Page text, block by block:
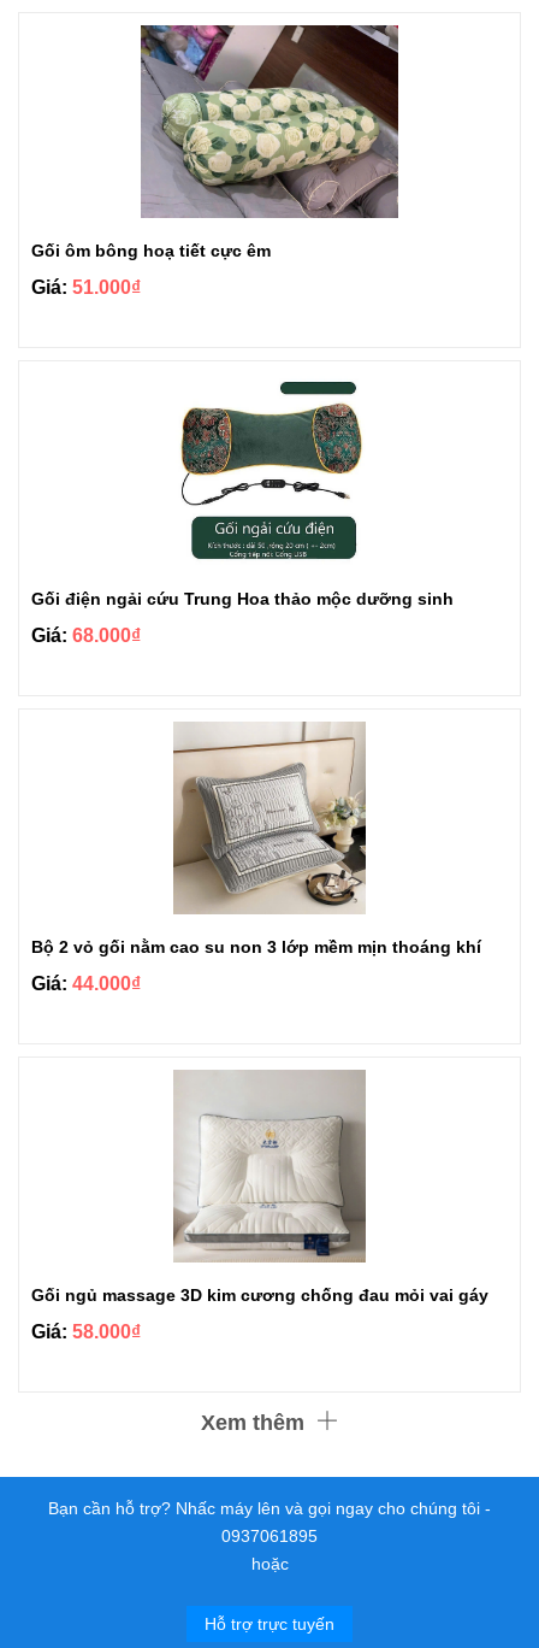
Gối ôm bông hoạ tiết cực êm
Giá: 51.000₫
Gối điện ngải cứu Trung Hoa thảo mộc dưỡng sinh
Giá: 68.000₫
Bộ 2 vỏ gối nằm cao su non 3 lớp mềm mịn thoáng khí
Giá: 44.000₫
Gối ngủ massage 3D kim cương chống đau mỏi vai gáy
Giá: 58.000₫
Xem thêm
Bạn cần hỗ trợ? Nhấc máy lên và gọi ngay cho chúng tôi -
0937061895
hoặc
Hỗ trợ trực tuyến